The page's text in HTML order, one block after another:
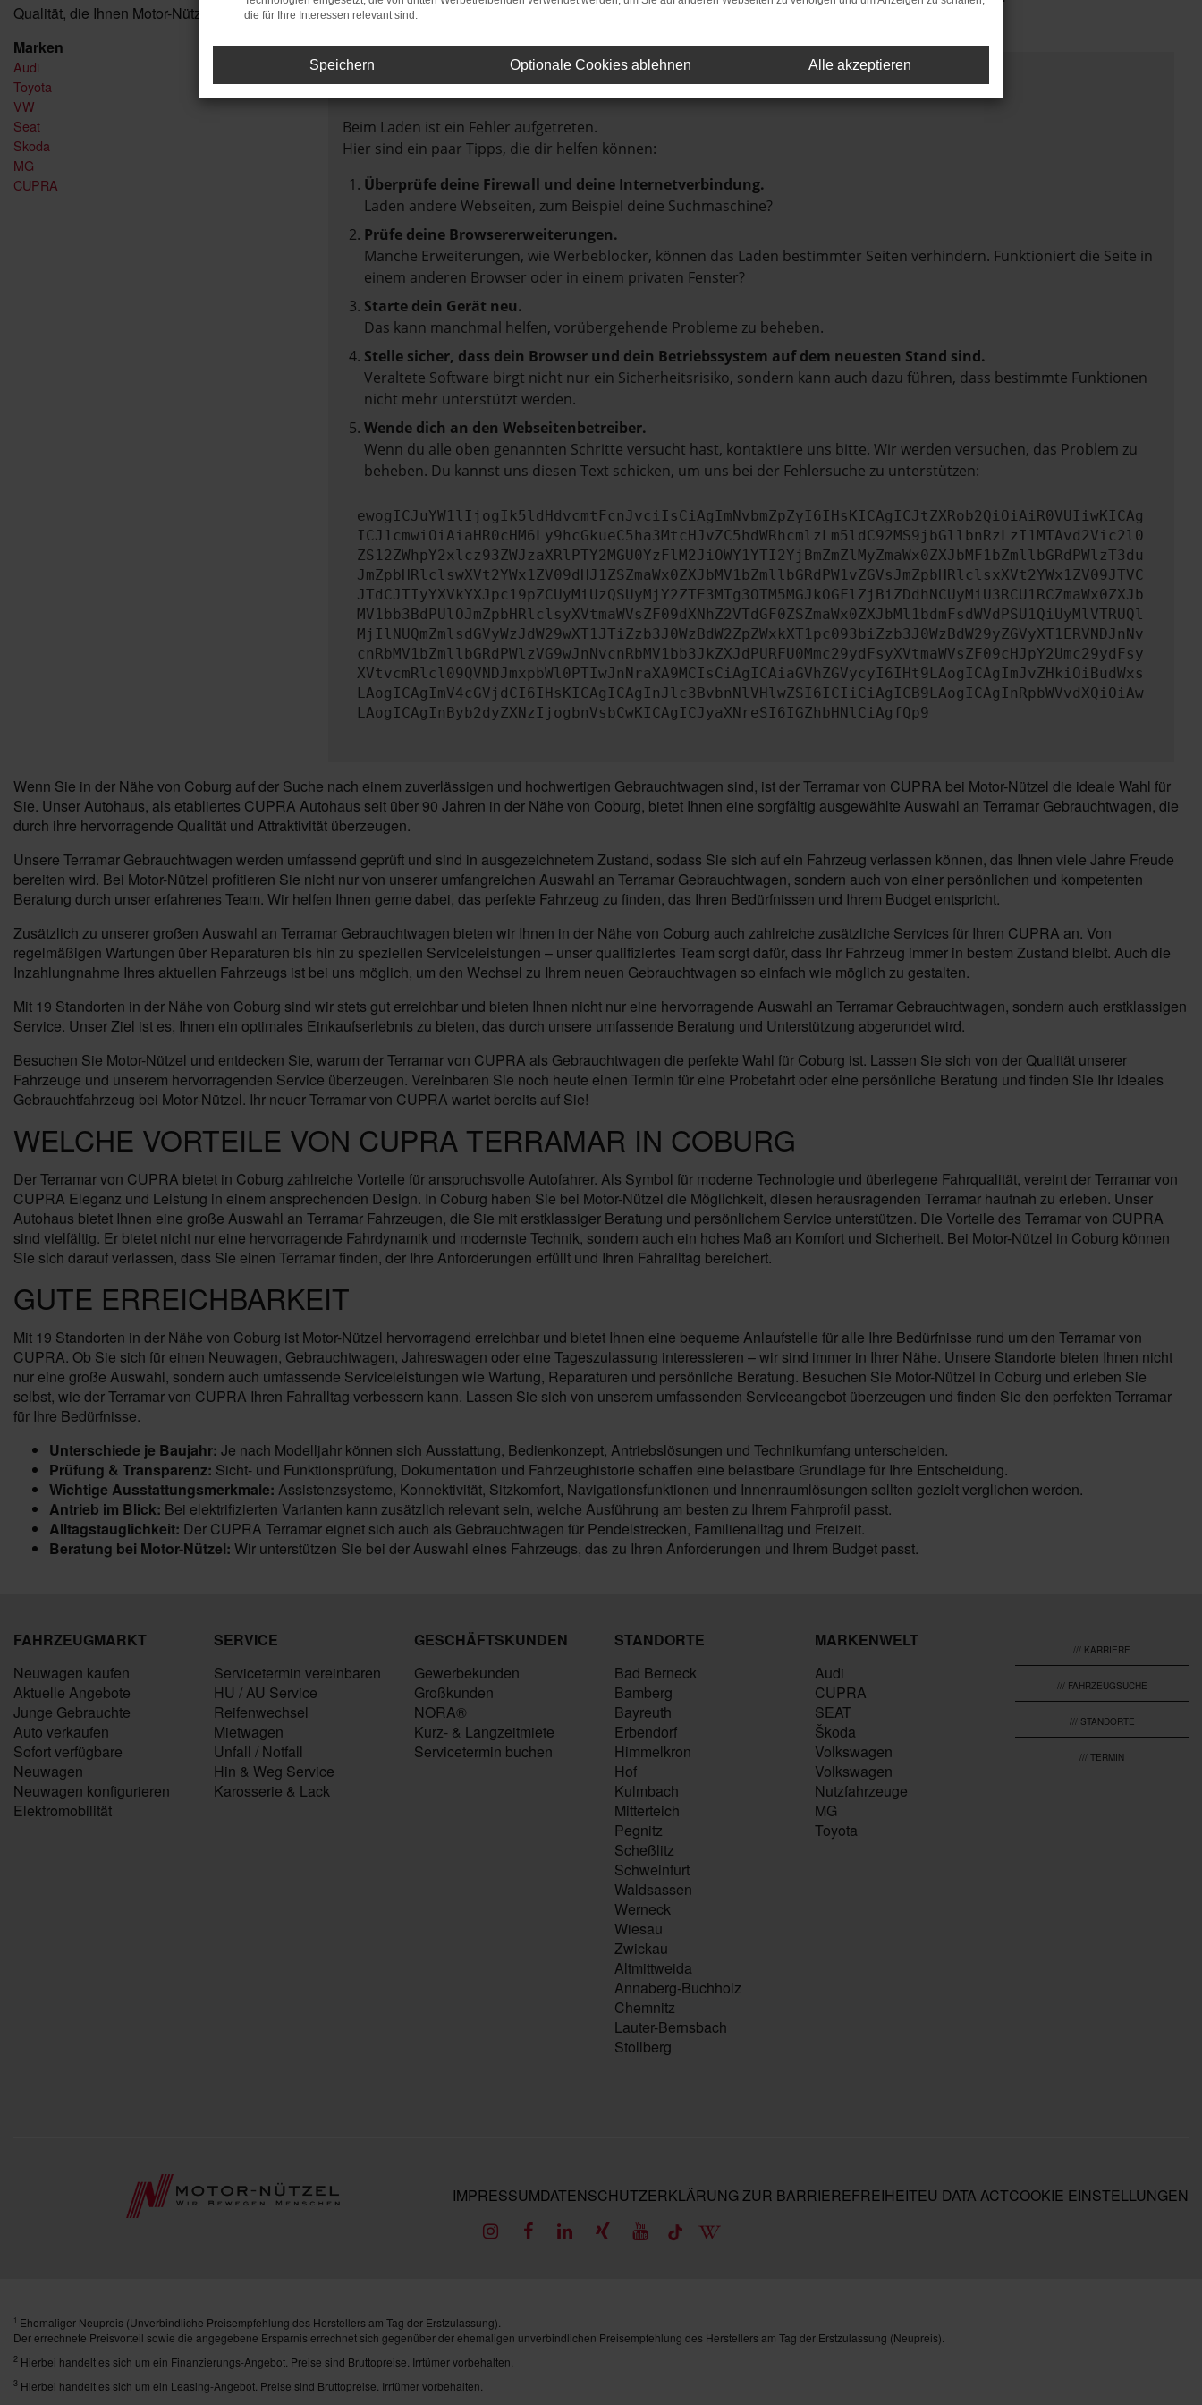
Qualität, die Ihnen Motor-Nützel bietet!
Marken
Audi
Toyota
VW
Seat
Škoda
MG
CUPRA
FEHLER: NETWORK ERROR
Beim Laden ist ein Fehler aufgetreten.
Hier sind ein paar Tipps, die dir helfen können:
Überprüfe deine Firewall und deine Internetverbindung.
Laden andere Webseiten, zum Beispiel deine Suchmaschine?
Prüfe deine Browsererweiterungen.
Manche Erweiterungen, wie Werbeblocker, können das Laden bestimmter Seiten verhindern. Funktioniert die Seite in
einem anderen Browser oder in einem privaten Fenster?
Starte dein Gerät neu.
Das kann manchmal helfen, vorübergehende Probleme zu beheben.
Stelle sicher, dass dein Browser und dein Betriebssystem auf dem neuesten Stand sind.
Veraltete Software birgt nicht nur ein Sicherheitsrisiko, sondern kann auch dazu führen, dass bestimmte Funktionen
nicht mehr unterstützt werden.
Wende dich an den Webseitenbetreiber.
Wenn du alle oben genannten Schritte versucht hast, kontaktiere uns bitte. Wir werden versuchen, das Problem zu
beheben. Du kannst uns diesen Text schicken, um uns bei der Fehlersuche zu unterstützen:
ewogICJuYW1lIjogIk5ldHdvcmtFcnJvciIsCiAgImNvbmZpZyI6IHsKICAgICJtZXRob2QiOiAiR0VUIiwKICAg
ICJ1cmwiOiAiaHR0cHM6Ly9hcGkueC5ha3MtcHJvZC5hdWRhcmlzLm5ldC92MS9jbGllbnRzLzI1MTAvd2Vic2l0
ZS12ZWhpY2xlcz93ZWJzaXRlPTY2MGU0YzFlM2JiOWY1YTI2YjBmZmZlMyZmaWx0ZXJbMF1bZmllbGRdPWlzT3du
JmZpbHRlclswXVt2YWx1ZV09dHJ1ZSZmaWx0ZXJbMV1bZmllbGRdPW1vZGVsJmZpbHRlclsxXVt2YWx1ZV09JTVC
JTdCJTIyYXVkYXJpc19pZCUyMiUzQSUyMjY2ZTE3MTg3OTM5MGJkOGFlZjBiZDdhNCUyMiU3RCU1RCZmaWx0ZXJb
MV1bb3BdPUlOJmZpbHRlclsyXVtmaWVsZF09dXNhZ2VTdGF0ZSZmaWx0ZXJbMl1bdmFsdWVdPSU1QiUyMlVTRUQl
MjIlNUQmZmlsdGVyWzJdW29wXT1JTiZzb3J0WzBdW2ZpZWxkXT1pc093biZzb3J0WzBdW29yZGVyXT1ERVNDJnNv
cnRbMV1bZmllbGRdPWlzVG9wJnNvcnRbMV1bb3JkZXJdPURFU0Mmc29ydFsyXVtmaWVsZF09cHJpY2Umc29ydFsy
XVtvcmRlcl09QVNDJmxpbWl0PTIwJnNraXA9MCIsCiAgICAiaGVhZGVycyI6IHt9LAogICAgImJvZHkiOiBudWxs
LAogICAgImV4cGVjdCI6IHsKICAgICAgInJlc3BvbnNlVHlwZSI6ICIiCiAgICB9LAogICAgInRpbWVvdXQiOiAw
LAogICAgInByb2dyZXNzIjogbnVsbCwKICAgICJyaXNreSI6IGZhbHNlCiAgfQp9
Wenn Sie in der Nähe von Coburg auf der Suche nach einem zuverlässigen und hochwertigen Gebrauchtwagen sind, ist der Terramar von CUPRA bei Motor-Nützel die ideale Wahl für
Sie. Unser Autohaus, als etabliertes CUPRA Autohaus seit über 90 Jahren in der Nähe von Coburg, bietet Ihnen eine sorgfältig ausgewählte Auswahl an Terramar Gebrauchtwagen, die
durch ihre hervorragende Qualität und Attraktivität überzeugen.
Unsere Terramar Gebrauchtwagen werden umfassend geprüft und sind in ausgezeichnetem Zustand, sodass Sie sich auf ein Fahrzeug verlassen können, das Ihnen viele Jahre Freude
bereiten wird. Bei Motor-Nützel profitieren Sie nicht nur von unserer umfangreichen Auswahl an Terramar Gebrauchtwagen, sondern auch von einer persönlichen und kompetenten
Beratung durch unser erfahrenes Team. Wir helfen Ihnen gerne dabei, das perfekte Fahrzeug zu finden, das Ihren Bedürfnissen und Ihrem Budget entspricht.
Zusätzlich zu unserer großen Auswahl an Terramar Gebrauchtwagen bieten wir Ihnen in der Nähe von Coburg auch zahlreiche zusätzliche Services für Ihren CUPRA an. Von
regelmäßigen Wartungen über Reparaturen bis hin zu speziellen Serviceleistungen – unser qualifiziertes Team sorgt dafür, dass Ihr Fahrzeug immer in bestem Zustand bleibt. Auch die
Inzahlungnahme Ihres aktuellen Fahrzeugs ist bei uns möglich, um den Wechsel zu Ihrem neuen Gebrauchtwagen so einfach wie möglich zu gestalten.
Mit 19 Standorten in der Nähe von Coburg sind wir stets gut erreichbar und bieten Ihnen nicht nur eine hervorragende Auswahl an Terramar Gebrauchtwagen, sondern auch erstklassigen
Service. Unser Ziel ist es, Ihnen ein optimales Einkaufserlebnis zu bieten, das durch unsere umfassende Beratung und Unterstützung abgerundet wird.
Besuchen Sie Motor-Nützel und entdecken Sie, warum der Terramar von CUPRA als Gebrauchtwagen die perfekte Wahl für Coburg ist. Lassen Sie sich von der Qualität unserer
Fahrzeuge und unserem hervorragenden Service überzeugen. Vereinbaren Sie noch heute einen Termin für eine Probefahrt oder eine persönliche Beratung und finden Sie Ihr ideales
Gebrauchtfahrzeug bei Motor-Nützel. Ihr neuer Terramar von CUPRA wartet bereits auf Sie!
WELCHE VORTEILE VON CUPRA TERRAMAR IN COBURG
Der Terramar von CUPRA bietet in Coburg zahlreiche Vorteile für anspruchsvolle Autofahrer. Als Symbol für moderne Technologie und überlegene Fahrqualität, vereint der Terramar von
CUPRA Eleganz und Leistung in einem ansprechenden Design. In Coburg haben Sie bei Motor-Nützel die Möglichkeit, diesen herausragenden Terramar hautnah zu erleben. Unser
Autohaus bietet Ihnen eine große Auswahl an Terramar Fahrzeugen, die Sie mit erstklassiger Beratung und persönlichem Service unterstützen. Die Vorteile des Terramar von CUPRA
sind vielfältig. Er bietet nicht nur eine hervorragende Fahrdynamik und modernste Technik, sondern auch ein hohes Maß an Komfort und Sicherheit. Bei Motor-Nützel in Coburg können
Sie sich darauf verlassen, dass Sie einen Terramar finden, der Ihre Anforderungen erfüllt und Ihren Fahralltag bereichert.
GUTE ERREICHBARKEIT
Mit 19 Standorten in der Nähe von Coburg ist Motor-Nützel hervorragend erreichbar und bietet Ihnen eine bequeme Anlaufstelle für alle Ihre Bedürfnisse rund um den Terramar von
CUPRA. Ob Sie sich für einen Neuwagen, Gebrauchtwagen, Jahreswagen oder eine Tageszulassung interessieren – wir sind immer in Ihrer Nähe. Unsere Standorte bieten Ihnen nicht
nur eine große Auswahl, sondern auch umfassende Serviceleistungen wie Wartung, Reparaturen und persönliche Beratung. Besuchen Sie Motor-Nützel in Coburg und erleben Sie
selbst, wie der Terramar von CUPRA Ihren Fahralltag verbessern kann. Lassen Sie sich von unserem umfassenden Serviceangebot überzeugen und finden Sie den perfekten Terramar
für Ihre Bedürfnisse.
Unterschiede je Baujahr: Je nach Modelljahr können sich Ausstattung, Bedienkonzept, Antriebslösungen und Technikumfang unterscheiden.
Prüfung & Transparenz: Sicht- und Funktionsprüfung, Dokumentation und Fahrzeughistorie schaffen eine belastbare Grundlage für Ihre Entscheidung.
Wichtige Ausstattungsmerkmale: Assistenzsysteme, Konnektivität, Sitzkomfort, Navigationsfunktionen und Innenraumlösungen sollten gezielt verglichen werden.
Antrieb im Blick: Bei elektrifizierten Varianten kann zusätzlich relevant sein, welche Ausführung am besten zu Ihrem Fahrprofil passt.
Alltagstauglichkeit: Der CUPRA Terramar eignet sich auch als Gebrauchtwagen für Pendelstrecken, Familienalltag und Freizeit.
Beratung bei Motor-Nützel: Wir unterstützen Sie bei der Auswahl eines Fahrzeugs, das zu Ihren Anforderungen und Ihrem Budget passt.
FAHRZEUGMARKT
Neuwagen kaufen
Aktuelle Angebote
Junge Gebrauchte
Auto verkaufen
Sofort verfügbare
Neuwagen
Neuwagen konfigurieren
Elektromobilität
SERVICE
Servicetermin vereinbaren
HU / AU Service
Reifenwechsel
Mietwagen
Unfall / Notfall
Hin & Weg Service
Karosserie & Lack
GESCHÄFTSKUNDEN
Gewerbekunden
Großkunden
NORA®
Kurz- & Langzeitmiete
Servicetermin buchen
STANDORTE
Bad Berneck
Bamberg
Bayreuth
Erbendorf
Himmelkron
Hof
Kulmbach
Mitterteich
Pegnitz
Scheßlitz
Schweinfurt
Waldsassen
Werneck
Wiesau
Zwickau
Altmittweida
Annaberg-Buchholz
Chemnitz
Lauter-Bernsbach
Stollberg
MARKENWELT
Audi
CUPRA
SEAT
Škoda
Volkswagen
Volkswagen
Nutzfahrzeuge
MG
Toyota
/// KARRIERE
/// FAHRZEUGSUCHE
/// STANDORTE
/// TERMIN
IMPRESSUMDATENSCHUTZERKLÄRUNG ZUR BARRIEREFREIHEITEU DATA ACTCOOKIE EINSTELLUNGEN
1 Ehemaliger Neupreis (Unverbindliche Preisempfehlung des Herstellers am Tag der Erstzulassung).
Der errechnete Preisvorteil sowie die angegebene Ersparnis errechnet sich gegenüber der ehemaligen unverbindlichen Preisempfehlung des Herstellers am Tag der Erstzulassung (Neupreis).
2 Hierbei handelt es sich um ein Finanzierungs-Angebot. Preise sind Bruttopreise. Irrtümer vorbehalten.
3 Hierbei handelt es sich um ein Leasing-Angebot. Preise sind Bruttopreise. Irrtümer vorbehalten.
die für Ihre Interessen relevant sind.
Speichern Optionale Cookies ablehnen Alle akzeptieren